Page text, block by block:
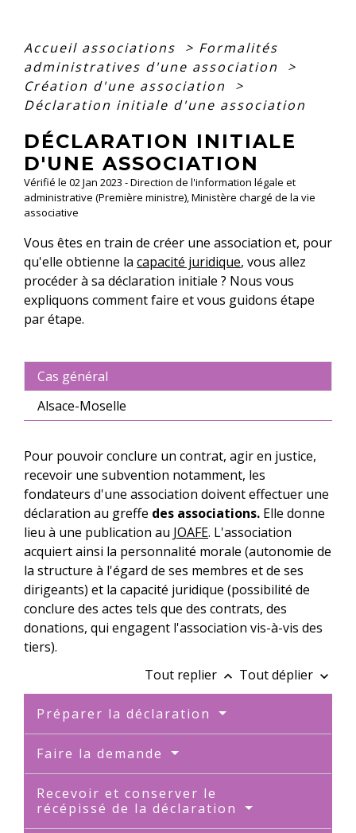
Accueil associations > Formalités
administratives d'une association
>
Création d'une association
>
Déclaration initiale d'une association
DÉCLARATION INITIALE
D'UNE ASSOCIATION
Vérifié le 02 Jan 2023 - Direction de l'information légale et
administrative (Première ministre), Ministère chargé de la vie
associative
Vous êtes en train de créer une association et, pour
qu'elle obtienne la capacité juridique, vous allez
procéder à sa déclaration initiale ? Nous vous
expliquons comment faire et vous guidons étape
par étape.
Cas général
Alsace-Moselle
Pour pouvoir conclure un contrat, agir en justice,
recevoir une subvention notamment, les
fondateurs d'une association doivent effectuer une
déclaration au greffe des associations. Elle donne
lieu à une publication au JOAFE. L'association
acquiert ainsi la personnalité morale (autonomie de
la structure à l'égard de ses membres et de ses
dirigeants) et la capacité juridique (possibilité de
conclure des actes tels que des contrats, des
donations, qui engagent l'association vis-à-vis des
tiers).
Tout replier keyboard_arrow_up Tout déplier keyboard_arrow_down
Préparer la déclaration
Faire la demande
Recevoir et conserver le
récépissé de la déclaration